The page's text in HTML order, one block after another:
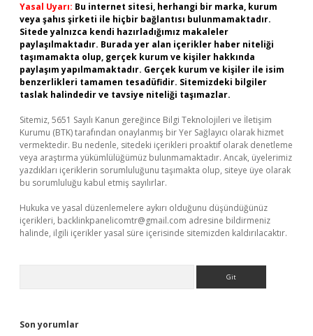
Yasal Uyarı: Bu internet sitesi, herhangi bir marka, kurum
veya şahıs şirketi ile hiçbir bağlantısı bulunmamaktadır.
Sitede yalnızca kendi hazırladığımız makaleler
paylaşılmaktadır. Burada yer alan içerikler haber niteliği
taşımamakta olup, gerçek kurum ve kişiler hakkında
paylaşım yapılmamaktadır. Gerçek kurum ve kişiler ile isim
benzerlikleri tamamen tesadüfidir. Sitemizdeki bilgiler
taslak halindedir ve tavsiye niteliği taşımazlar.
Sitemiz, 5651 Sayılı Kanun gereğince Bilgi Teknolojileri ve İletişim
Kurumu (BTK) tarafından onaylanmış bir Yer Sağlayıcı olarak hizmet
vermektedir. Bu nedenle, sitedeki içerikleri proaktif olarak denetleme
veya araştırma yükümlülüğümüz bulunmamaktadır. Ancak, üyelerimiz
yazdıkları içeriklerin sorumluluğunu taşımakta olup, siteye üye olarak
bu sorumluluğu kabul etmiş sayılırlar.
Hukuka ve yasal düzenlemelere aykırı olduğunu düşündüğünüz
içerikleri, backlinkpanelicomtr@gmail.com adresine bildirmeniz
halinde, ilgili içerikler yasal süre içerisinde sitemizden kaldırılacaktır.
Son yorumlar